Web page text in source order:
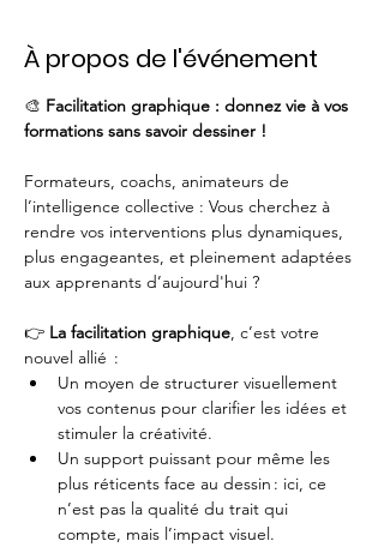
À propos de l'événement
🎨 Facilitation graphique : donnez vie à vos
formations sans savoir dessiner !
Formateurs, coachs, animateurs de
l’intelligence collective : Vous cherchez à
rendre vos interventions plus dynamiques,
plus engageantes, et pleinement adaptées
aux apprenants d’aujourd'hui ?
👉 La facilitation graphique, c’est votre
nouvel allié  :
Un moyen de structurer visuellement
vos contenus pour clarifier les idées et
stimuler la créativité.
Un support puissant pour même les
plus réticents face au dessin : ici, ce
n’est pas la qualité du trait qui
compte, mais l’impact visuel.